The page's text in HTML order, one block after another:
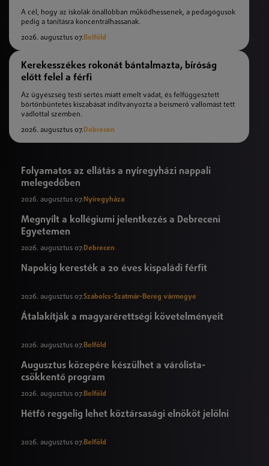
A cél, hogy az iskolák önállóbban működhessenek, a pedagógusok
pedig a tanításra koncentrálhassanak.
2026. augusztus 07.Belföld
Kerekesszékes rokonát bántalmazta, bíróság
előtt felel a férfi
Az ügyészség testi sértés miatt emelt vádat, és felfüggesztett
börtönbüntetés kiszabását indítványozta a beismerő vallomást tett
vádlottal szemben.
2026. augusztus 07.Debrecen
Folyamatos az ellátás a nyíregyházi nappali
melegedőben
2026. augusztus 07. Nyíregyháza
Megnyílt a kollégiumi jelentkezés a Debreceni
Egyetemen
2026. augusztus 07.Debrecen
Napokig keresték a 20 éves kispaládi férfit
2026. augusztus 07.Szabolcs-Szatmár-Bereg vármegye
Átalakítják a magyarérettségi követelményeit
2026. augusztus 07.Belföld
Augusztus közepére készülhet a várólista-
csökkentő program
2026. augusztus 07.Belföld
Hétfő reggelig lehet köztársasági elnököt jelölni
2026. augusztus 07.Belföld